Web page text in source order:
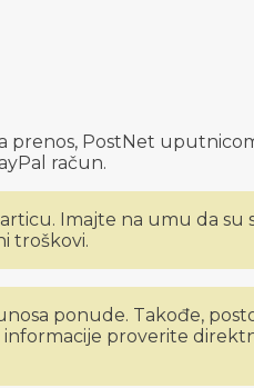
prenos, PostNet
račun.
Imajte na umu da su
troškovi.
ponude. Takođe,
informacije proverite